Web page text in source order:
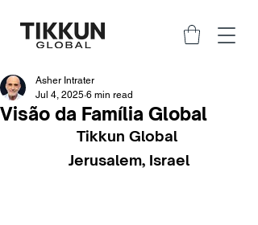
Visão da Família Global
Asher Intrater
Jul 4, 2025 6 min read
Tikkun Global
Jerusalem, Israel